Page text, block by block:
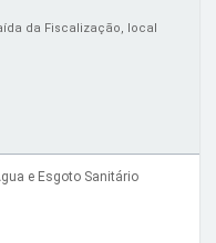
da Fiscalização, local
e Esgoto Sanitário